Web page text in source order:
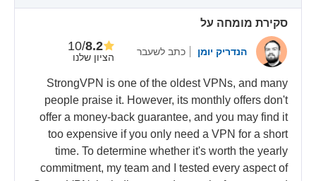
סקירת מומחה על
הנדריק יומן כתב לשעבר הציון שלנו
8.2
/10
StrongVPN is one of the oldest VPNs, and many
people praise it. However, its monthly offers don't
offer a money-back guarantee, and you may find it
too expensive if you only need a VPN for a short
time. To determine whether it's worth the yearly
commitment, my team and I tested every aspect of